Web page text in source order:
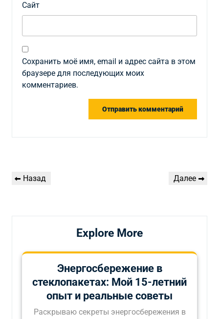
Сайт
Сохранить моё имя, email и адрес сайта в этом
браузере для последующих моих
комментариев.
по
Предыдущая
Назад
Следующая
Далее
Explore More
Энергосбережение в
стеклопакетах: Мой 15-летний
опыт и реальные советы
Раскрываю секреты энергосбережения в